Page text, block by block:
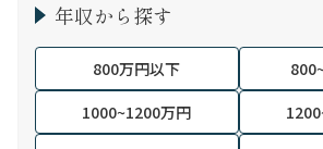
年収から探す
800万円以下
1000~1200万円